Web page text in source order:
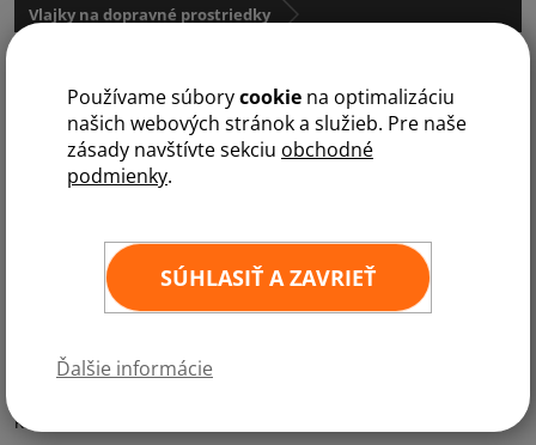
Používame súborycookie na optimalizáciu
našich webových stránok a služieb. Pre naše
zásady navštívte sekciu obchodné
podmienky.
SÚHLASIŤ A ZAVRIEŤ
Ďalšie informácie
Vlajky na dopravné prostriedky
auto
Kategórie: